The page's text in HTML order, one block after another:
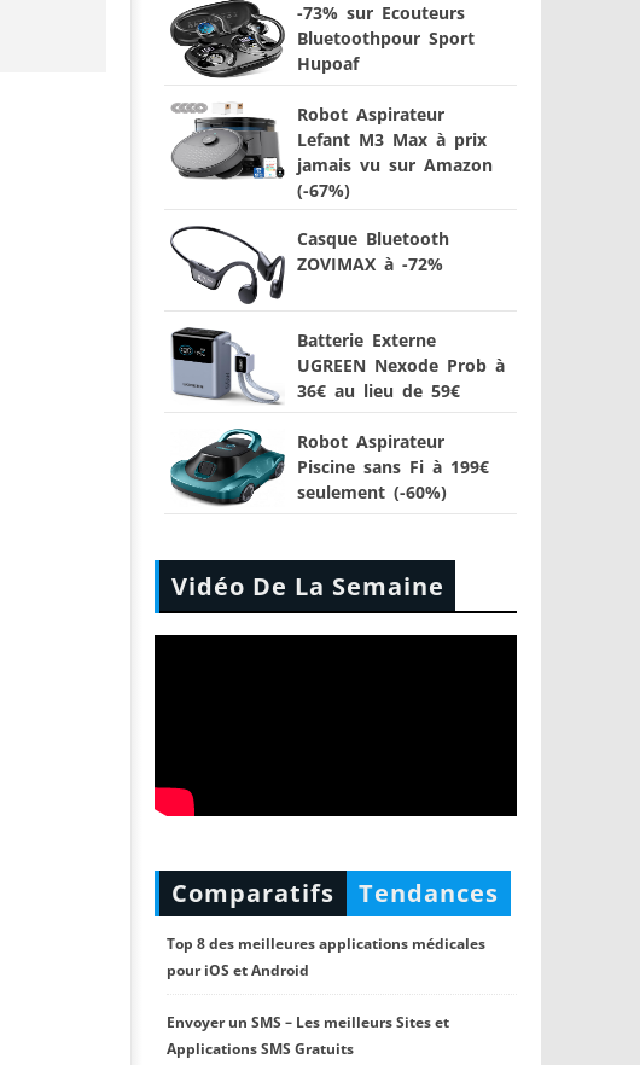
-73% sur Ecouteurs
Bluetoothpour Sport
Hupoaf
Robot Aspirateur
Lefant M3 Max à prix
jamais vu sur Amazon
(-67%)
Casque Bluetooth
ZOVIMAX à -72%
Batterie Externe
UGREEN Nexode Prob à
36€ au lieu de 59€
Robot Aspirateur
Piscine sans Fi à 199€
seulement (-60%)
Vidéo De La Semaine
Comparatifs Tendances
Top 8 des meilleures applications médicales
pour iOS et Android
Envoyer un SMS – Les meilleurs Sites et
Applications SMS Gratuits